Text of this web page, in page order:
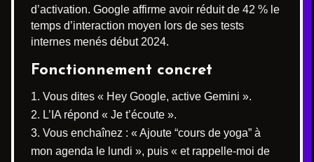
d’activation. Google affirme avoir réduit de 42 % le
temps d’interaction moyen lors de ses tests
internes menés début 2024.
Fonctionnement concret
Vous dites « Hey Google, active Gemini ».
L’IA répond « Je t’écoute ».
Vous enchaînez : « Ajoute “cours de yoga” à
mon agenda le lundi », puis « et rappelle-moi de